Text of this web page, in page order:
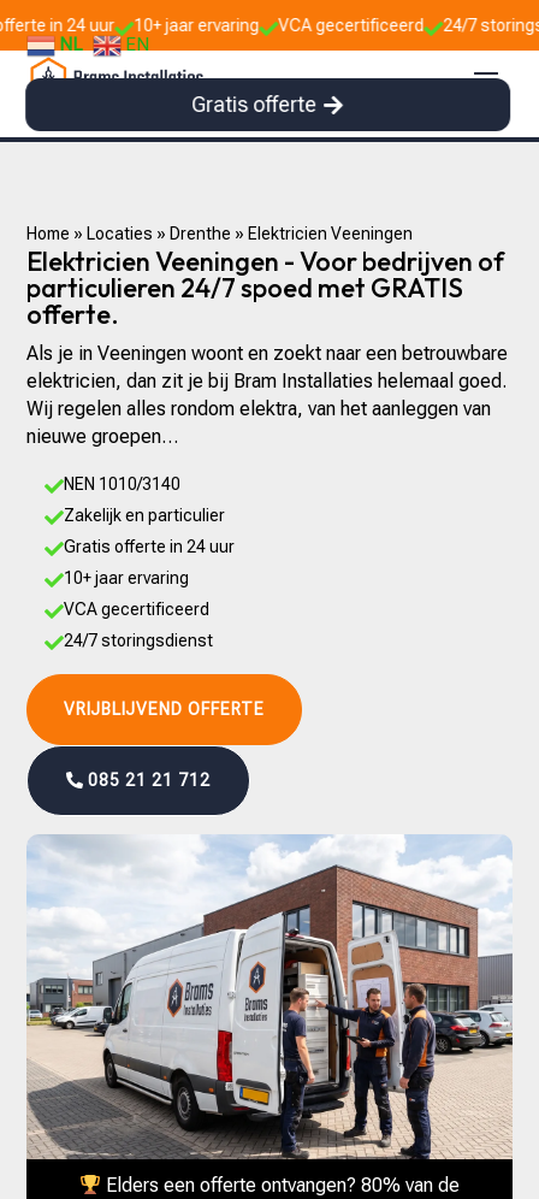
10+ jaar ervaringVCA gecertificeerd24/7 storingsdienst
NL EN
Gratis offerte
Home » Locaties » Drenthe » Elektricien Veeningen
Elektricien Veeningen - Voor bedrijven of
particulieren 24/7 spoed met GRATIS
offerte.
Als je in Veeningen woont en zoekt naar een betrouwbare
elektricien, dan zit je bij Bram Installaties helemaal goed.
Wij regelen alles rondom elektra, van het aanleggen van
nieuwe groepen…
NEN 1010/3140
Zakelijk en particulier
Gratis offerte in 24 uur
10+ jaar ervaring
VCA gecertificeerd
24/7 storingsdienst
VRIJBLIJVEND OFFERTE
085 21 21 712
Elders een offerte ontvangen? 80% van de